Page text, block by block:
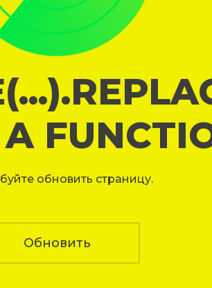
обновить страницу.
Обновить